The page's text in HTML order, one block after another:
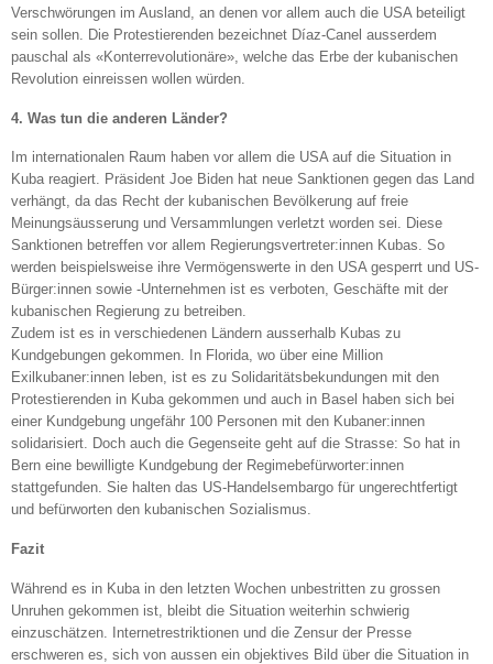
Verschwörungen im Ausland, an denen vor allem auch die USA beteiligt
sein sollen. Die Protestierenden bezeichnet Díaz-Canel ausserdem
pauschal als «Konterrevolutionäre», welche das Erbe der kubanischen
Revolution einreissen wollen würden.
4. Was tun die anderen Länder?
Im internationalen Raum haben vor allem die USA auf die Situation in
Kuba reagiert. Präsident Joe Biden hat neue Sanktionen gegen das Land
verhängt, da das Recht der kubanischen Bevölkerung auf freie
Meinungsäusserung und Versammlungen verletzt worden sei. Diese
Sanktionen betreffen vor allem Regierungsvertreter:innen Kubas. So
werden beispielsweise ihre Vermögenswerte in den USA gesperrt und US-
Bürger:innen sowie -Unternehmen ist es verboten, Geschäfte mit der
kubanischen Regierung zu betreiben.
Zudem ist es in verschiedenen Ländern ausserhalb Kubas zu
Kundgebungen gekommen. In Florida, wo über eine Million
Exilkubaner:innen leben, ist es zu Solidaritätsbekundungen mit den
Protestierenden in Kuba gekommen und auch in Basel haben sich bei
einer Kundgebung ungefähr 100 Personen mit den Kubaner:innen
solidarisiert. Doch auch die Gegenseite geht auf die Strasse: So hat in
Bern eine bewilligte Kundgebung der Regimebefürworter:innen
stattgefunden. Sie halten das US-Handelsembargo für ungerechtfertigt
und befürworten den kubanischen Sozialismus.
Fazit
Während es in Kuba in den letzten Wochen unbestritten zu grossen
Unruhen gekommen ist, bleibt die Situation weiterhin schwierig
einzuschätzen. Internetrestriktionen und die Zensur der Presse
erschweren es, sich von aussen ein objektives Bild über die Situation in